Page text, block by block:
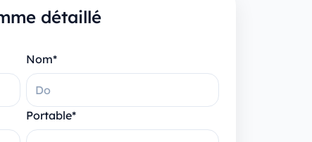
détaillé
Nom*
Portable*